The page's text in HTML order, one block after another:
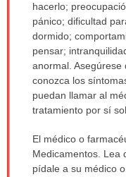
hacerlo;
pánico; dificultad
dormido;
pensar;
anormal. Asegúrese
conozca los
puedan llamar al
tratamiento por sí
El médico o
Medicamentos. Lea
pídale a su médico